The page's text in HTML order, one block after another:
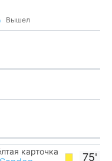
Вышел
75'
карточка